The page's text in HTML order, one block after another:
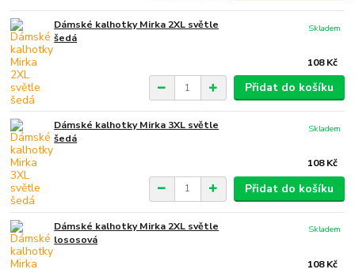
Dámské kalhotky Mirka 2XL světle
šedá
108 Kč
Skladem
Přidat do košíku
Dámské kalhotky Mirka 3XL světle
šedá
108 Kč
Skladem
Přidat do košíku
Dámské kalhotky Mirka 2XL světle
lososová
108 Kč
Skladem